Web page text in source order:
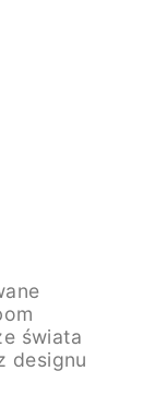
świata
designu